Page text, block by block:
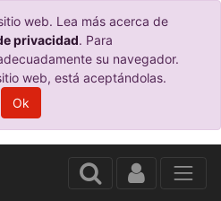
web. Lea más acerca de
privacidad. Para
su navegador.
web, está aceptándolas.
Ok